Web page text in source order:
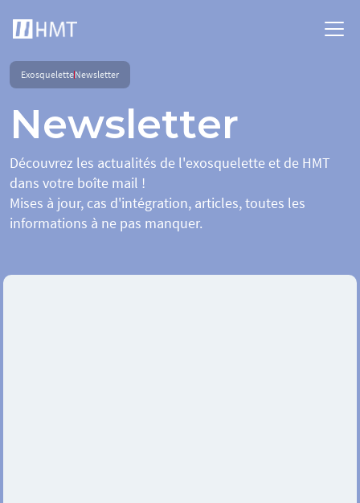
ExosqueletteNewsletter
Newsletter
Découvrez les actualités de l'exosquelette et de HMT
dans votre boîte mail !
Mises à jour, cas d'intégration, articles, toutes les
informations à ne pas manquer.